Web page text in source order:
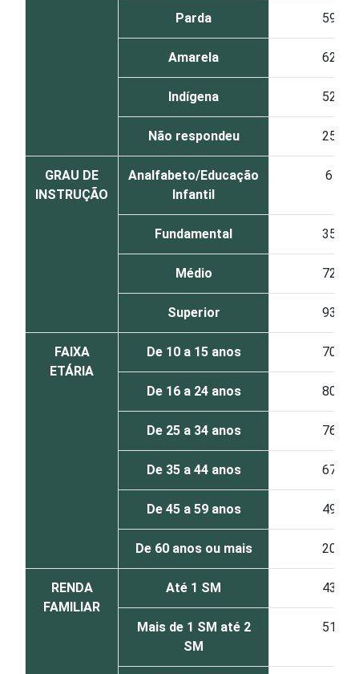
Parda 59
Amarela 62
Indígena 52
Não respondeu 25
GRAU DE
INSTRUÇÃO
Analfabeto/Educação
Infantil
6
Fundamental 35
Médio 72
Superior 93
FAIXA
ETÁRIA
De 10 a 15 anos 70
De 16 a 24 anos 80
De 25 a 34 anos 76
De 35 a 44 anos 67
De 45 a 59 anos 49
De 60 anos ou mais 20
RENDA
FAMILIAR
Até 1 SM 43
Mais de 1 SM até 2
SM
51